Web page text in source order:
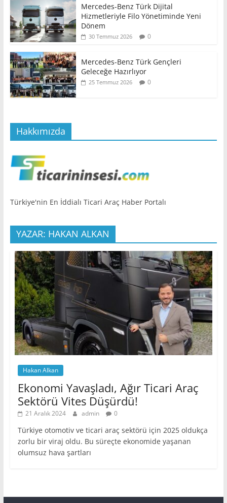
Mercedes-Benz Türk Dijital
Hizmetleriyle Filo Yönetiminde Yeni
Dönem
30 Temmuz 2026 0
Mercedes-Benz Türk Gençleri
Geleceğe Hazırlıyor
25 Temmuz 2026 0
Hakkımızda
Türkiye'nin En İddialı Ticari Araç Haber Portalı
YAZAR: HAKAN ALKAN
Hakan Alkan
Ekonomi Yavaşladı, Ağır Ticari Araç
Sektörü Vites Düşürdü!
21 Aralık 2024 admin 0
Türkiye otomotiv ve ticari araç sektörü için 2025 oldukça
zorlu bir viraj oldu. Bu süreçte ekonomide yaşanan
olumsuz hava şartları